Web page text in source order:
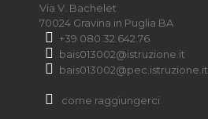
Via V. Bachelet
70024 Gravina in Puglia BA
+39 080.32.642.76
bais013002@istruzione.it
bais013002@pec.istruzione.it
come raggiungerci